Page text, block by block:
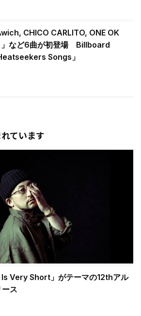
CHICO CARLITO, ONE OK
」など6曲が初登場 Billboard
Songs」
ています
Very Short」がテーマの12thアル
ース